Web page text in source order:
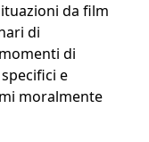
da film
di
di
e
moralmente